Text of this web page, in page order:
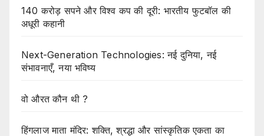
140 करोड़ सपने और विश्व कप की दूरी: भारतीय फुटबॉल की
अधूरी कहानी
Next-Generation Technologies: नई दुनिया, नई
संभावनाएँ, नया भविष्य
वो औरत कौन थी ?
हिंगलाज माता मंदिर: शक्ति, श्रद्धा और सांस्कृतिक एकता का